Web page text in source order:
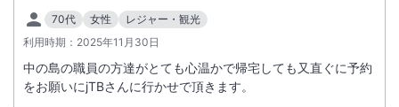
70代 女性
レジャー・観光
利用時期： 2025年11月30日
中の島の職員の方達がとても心温かで帰宅しても又直ぐに予約
をお願いにjTBさんに行かせで頂きます。